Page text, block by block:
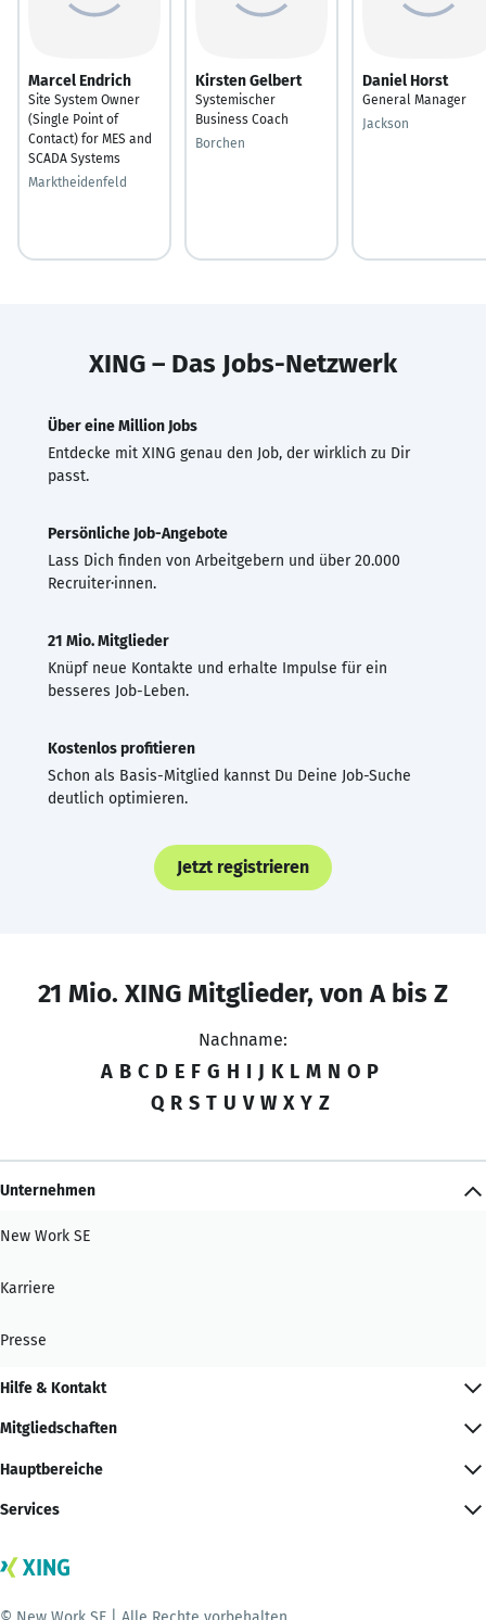
Marcel Endrich
Site System Owner
(Single Point of
Contact) for MES and
SCADA Systems
Marktheidenfeld
Kirsten Gelbert
Systemischer
Business Coach
Borchen
Daniel Horst
General Manager
Jackson
XING – Das Jobs-Netzwerk
Über eine Million Jobs
Entdecke mit XING genau den Job, der wirklich zu Dir
passt.
Persönliche Job-Angebote
Lass Dich finden von Arbeitgebern und über 20.000
Recruiter·innen.
21 Mio. Mitglieder
Knüpf neue Kontakte und erhalte Impulse für ein
besseres Job-Leben.
Kostenlos profitieren
Schon als Basis-Mitglied kannst Du Deine Job-Suche
deutlich optimieren.
Jetzt registrieren
21 Mio. XING Mitglieder, von A bis Z
Nachname:
A B C D E F G H I J K L M N O P
Q R S T U V W X Y Z
Unternehmen
New Work SE
Karriere
Presse
Hilfe & Kontakt
Mitgliedschaften
Hauptbereiche
Services